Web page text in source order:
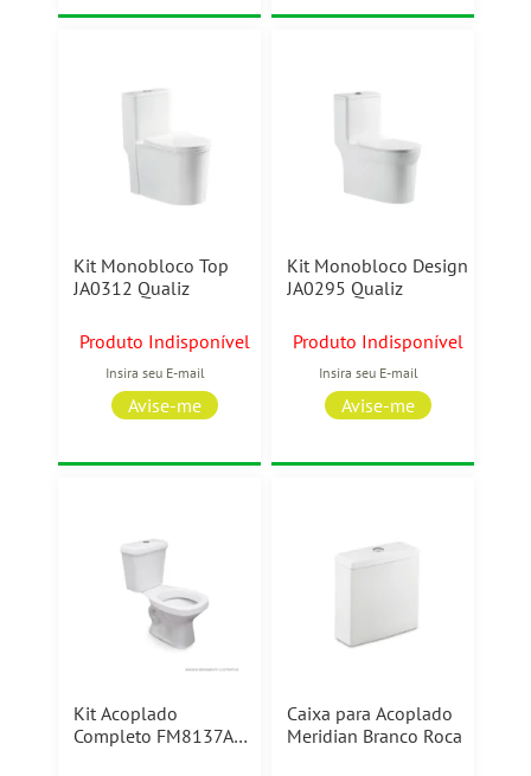
Kit Monobloco Top
JA0312 Qualiz
Produto Indisponível
Kit Monobloco Design
JA0295 Qualiz
Produto Indisponível
Kit Acoplado
Completo FM8137A
Caixa para Acoplado
Meridian Branco Roca